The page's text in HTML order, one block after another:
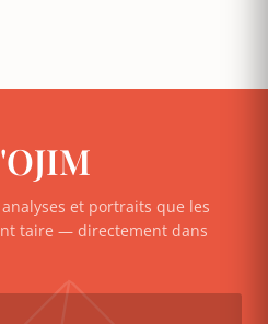
et portraits que les
taire — directement dans